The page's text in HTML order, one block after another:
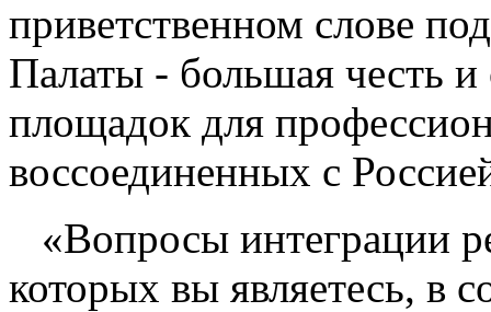
приветственном слове
Палаты - большая честь и
площадок для
воссоединенных с
«Вопросы интеграции
которых вы являетесь, в